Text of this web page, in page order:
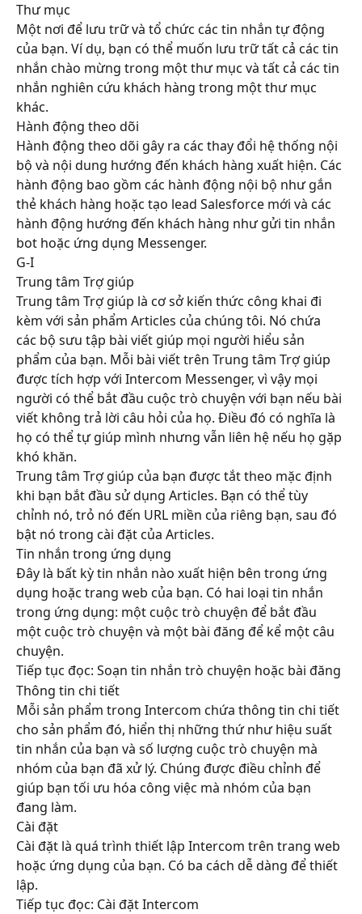
Thư mục
Một nơi để lưu trữ và tổ chức các tin nhắn tự động
của bạn. Ví dụ, bạn có thể muốn lưu trữ tất cả các tin
nhắn chào mừng trong một thư mục và tất cả các tin
nhắn nghiên cứu khách hàng trong một thư mục
khác.
Hành động theo dõi
Hành động theo dõi gây ra các thay đổi hệ thống nội
bộ và nội dung hướng đến khách hàng xuất hiện. Các
hành động bao gồm các hành động nội bộ như gắn
thẻ khách hàng hoặc tạo lead Salesforce mới và các
hành động hướng đến khách hàng như gửi tin nhắn
bot hoặc ứng dụng Messenger.
G-I
Trung tâm Trợ giúp
Trung tâm Trợ giúp là cơ sở kiến thức công khai đi
kèm với sản phẩm Articles của chúng tôi. Nó chứa
các bộ sưu tập bài viết giúp mọi người hiểu sản
phẩm của bạn. Mỗi bài viết trên Trung tâm Trợ giúp
được tích hợp với Intercom Messenger, vì vậy mọi
người có thể bắt đầu cuộc trò chuyện với bạn nếu bài
viết không trả lời câu hỏi của họ. Điều đó có nghĩa là
họ có thể tự giúp mình nhưng vẫn liên hệ nếu họ gặp
khó khăn.
Trung tâm Trợ giúp của bạn được tắt theo mặc định
khi bạn bắt đầu sử dụng Articles. Bạn có thể tùy
chỉnh nó, trỏ nó đến URL miền của riêng bạn, sau đó
bật nó trong cài đặt của Articles.
Tin nhắn trong ứng dụng
Đây là bất kỳ tin nhắn nào xuất hiện bên trong ứng
dụng hoặc trang web của bạn. Có hai loại tin nhắn
trong ứng dụng: một cuộc trò chuyện để bắt đầu
một cuộc trò chuyện và một bài đăng để kể một câu
chuyện.
Tiếp tục đọc: Soạn tin nhắn trò chuyện hoặc bài đăng
Thông tin chi tiết
Mỗi sản phẩm trong Intercom chứa thông tin chi tiết
cho sản phẩm đó, hiển thị những thứ như hiệu suất
tin nhắn của bạn và số lượng cuộc trò chuyện mà
nhóm của bạn đã xử lý. Chúng được điều chỉnh để
giúp bạn tối ưu hóa công việc mà nhóm của bạn
đang làm.
Cài đặt
Cài đặt là quá trình thiết lập Intercom trên trang web
hoặc ứng dụng của bạn. Có ba cách dễ dàng để thiết
lập.
Tiếp tục đọc: Cài đặt Intercom